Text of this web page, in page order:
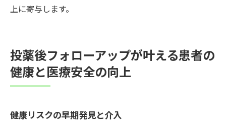
上に寄与します。
投薬後フォローアップが叶える患者の
健康と医療安全の向上
健康リスクの早期発見と介入